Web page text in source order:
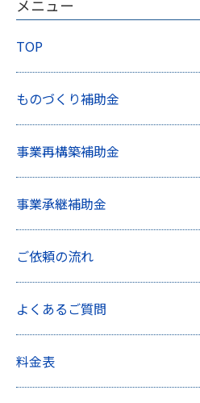
メニュー
TOP
ものづくり補助金
事業再構築補助金
事業承継補助金
ご依頼の流れ
よくあるご質問
料金表